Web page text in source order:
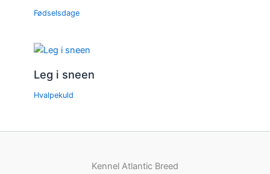
Fødselsdage
Leg i sneen
Hvalpekuld
Kennel Atlantic Breed